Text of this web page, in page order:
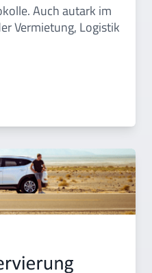
Auch autark im